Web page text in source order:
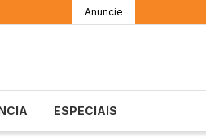
Anuncie
ESPECIAIS